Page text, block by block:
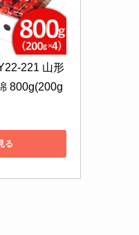
221 山形
800g(200g
る